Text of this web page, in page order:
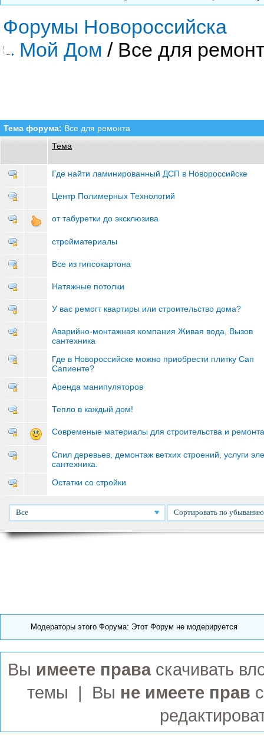
Форумы Новороссийска
Мой Дом / Все для
Тема форума: Все для ремонта
Тема
Где найти ламинированный ДСП в Новороссийске
Центр Полимерных Технологий
от табуретки до эксклюзива
стройматериалы
Все из гипсокартона
Натяжные потолки
У вас ремогт квартиры или строительство дома?
Аварийно-монтажная компания Живая вода, Вызов
сантехника
Где в Новороссийске можно приобрести плитку Сап
Сапиенте?
Аренда манипуляторов
Тепло в каждый дом!
Современые материалы для строительства и ремонта
Спил деревьев, демонтаж ветхих строений, услуги
сантехника.
Остатки со стройки
Все Сортировать по убыванию
Модераторы этого Форума: Этот Форум не модерируется
Вы имеете права
темы | Вы не имеете прав